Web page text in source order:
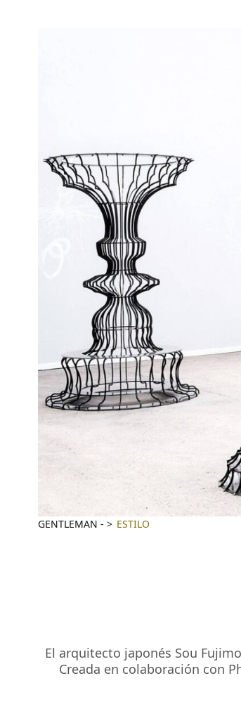
GENTLEMAN - ESTILO
El arquitecto japonés Sou
Creada en colaboración con